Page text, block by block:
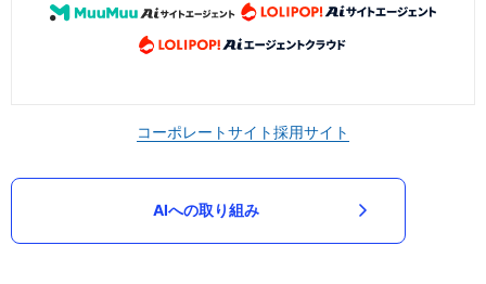
コーポレートサイト採用サイト
AIへの取り組み